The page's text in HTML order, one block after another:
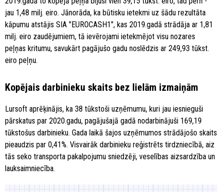
jau 1,48 milj. eiro. Jānorāda, ka būtisku ietekmi uz šādu rezultāta
kāpumu atstājis SIA "EUROCASH1", kas 2019.gadā strādāja ar 1,81
milj. eiro zaudējumiem, tā ievērojami ietekmējot visu nozares
peļņas kritumu, savukārt pagājušo gadu noslēdzis ar 249,93 tūkst.
eiro peļņu.
Kopējais darbinieku skaits bez lielām izmaiņām
Lursoft aprēķinājis, ka 38 tūkstoši uzņēmumu, kuri jau iesnieguši
pārskatus par 2020.gadu, pagājušajā gadā nodarbinājuši 169,19
tūkstošus darbinieku. Gada laikā šajos uzņēmumos strādājošo skaits
pieaudzis par 0,41%. Visvairāk darbinieku reģistrēts tirdzniecībā, aiz
tās seko transporta pakalpojumu sniedzēji, veselības aizsardzība un
lauksaimniecība.